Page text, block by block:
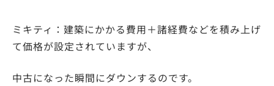
ミキティ：建築にかかる費用＋諸経費などを積み上げ
て価格が設定されていますが、
中古になった瞬間にダウンするのです。